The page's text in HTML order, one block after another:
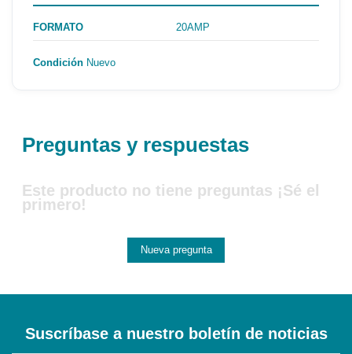
FORMATO 20AMP
Condición Nuevo
Preguntas y respuestas
Este producto no tiene preguntas ¡Sé el
primero!
Nueva pregunta
Suscríbase a nuestro boletín de noticias